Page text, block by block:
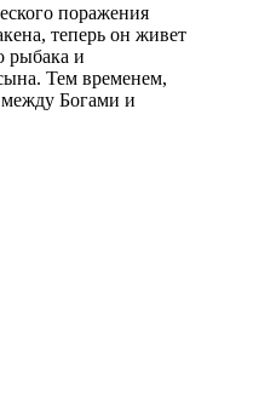
поражения
теперь он живет
рыбака и
Тем временем,
между Богами и